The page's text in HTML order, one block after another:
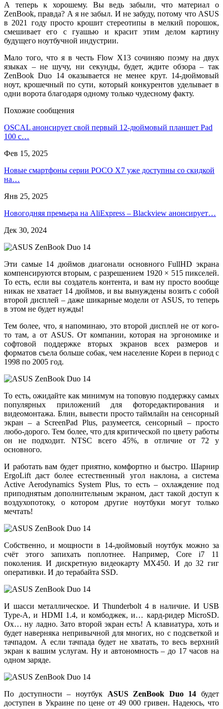
А теперь к хорошему. Вы ведь забыли, что материал о
ZenBook, правда? А я не забыл. И не забуду, потому что ASUS
в 2021 году просто крошит стереотипы в мелкий порошок,
смешивает его с гуашью и красит этим делом картину
будущего ноутбучной индустрии.
Мало того, что я в честь Flow X13 сочиняю поэму на двух
языках – не шучу, ни секунды, будет, ждите обзора – так
ZenBook Duo 14 оказывается не менее крут. 14-дюймовый
ноут, крошечный по сути, который конкурентов уделывает в
одни ворота благодаря одному только чудесному факту.
Похожие сообщения
OSCAL анонсирует свой первый 12-дюймовый планшет Pad
100 с…
Фев 15, 2025
Новые смартфоны серии POCO X7 уже доступны со скидкой
на…
Янв 25, 2025
Новогодняя премьера на AliExpress – Blackview анонсирует…
Дек 30, 2024
Эти самые 14 дюймов диагонали основного FullHD экрана
компенсируются вторым, с разрешением 1920 × 515 пикселей.
То есть, если вы создатель контента, и вам ну просто вообще
никак не хватает 14 дюймов, и вы вынуждены возить с собой
второй дисплей – даже шикарные модели от ASUS, то теперь
в этом не будет нужды!
Тем более, что, я напоминаю, это второй дисплей не от кого-
то там, а от ASUS. От компании, которая на эргономике и
софтовой поддержке вторых экранов всех размеров и
форматов съела больше собак, чем население Кореи в период с
1998 по 2005 год.
То есть, ожидайте как минимум на топовую поддержку самых
популярных приложений для фоторедактирования и
видеомонтажа. Блин, вывести просто таймлайн на сенсорный
экран – а ScreenPad Plus, разумеется, сенсорный – просто
любо-дорого. Тем более, что для критической по цвету работы
он не подходит. NTSC всего 45%, в отличие от 72 у
основного.
И работать вам будет приятно, комфортно и быстро. Шарнир
ErgoLift даст более естественный угол наклона, а система
Active Aerodynamics System Plus, то есть – охлаждение под
приподнятым дополнительным экраном, даст такой доступ к
воздухопотоку, о котором другие ноутбуки могут только
мечтать!
Собственно, и мощности в 14-дюймовый ноутбук можно за
счёт этого запихать поплотнее. Например, Core i7 11
поколения. И дискретную видеокарту MX450. И до 32 гиг
оперативки. И до терабайта SSD.
И шасси металлическое. И Thunderbolt 4 в наличие. И USB
Type-A, и HDMI 1.4, и комбоджек, и… кард-ридер MicroSD.
Ох… ну ладно. Зато второй экран есть! А клавиатура, хоть и
будет наверняка непривычной для многих, но с подсветкой и
тачпадом. А если тачпада будет не хватать, то весь верхний
экран к вашим услугам. Ну и автономность – до 17 часов на
одном заряде.
По доступности – ноутбук ASUS ZenBook Duo 14 будет
доступен в Украине по цене от 49 000 гривен. Надеюсь, что